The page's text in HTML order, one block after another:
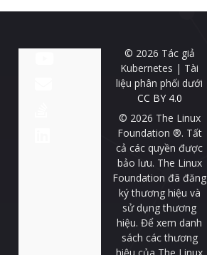
© 2026 Tác giả
Kubernetes | Tài
liệu phân phối dưới
CC BY 4.0
© 2026 The Linux
Foundation ®. Tất
cả các quyền được
bảo lưu. The Linux
Foundation đã đăng
ký thương hiệu và
sử dụng thương
hiệu. Để xem danh
sách các thương